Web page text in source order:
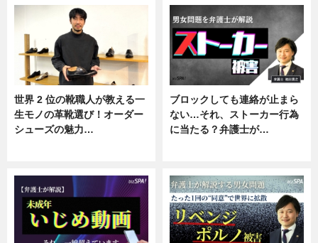
世界 2 位の靴職人が教える一
生モノの革靴選び！オーダー
シューズの魅力…
ブロックしても連絡が止まら
ない…それ、ストーカー行為
に当たる？弁護士が…